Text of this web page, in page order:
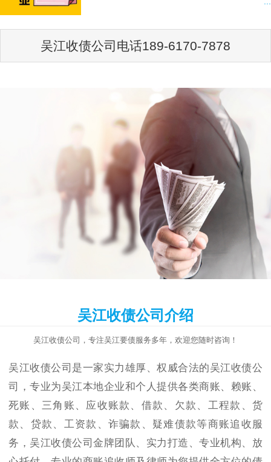
吴江收债公司电话189-6170-7878
吴江收债公司介绍
吴江收债公司，专注吴江要债服务多年，欢迎您随时咨询！
吴江收债公司是一家实力雄厚、权威合法的吴江收债公
司，专业为吴江本地企业和个人提供各类商账、赖账、
死账、三角账、应收账款、借款、欠款、工程款、货
款、贷款、工资款、诈骗款、疑难债款等商账追收服
务，吴江收债公司金牌团队、实力打造、专业机构、放